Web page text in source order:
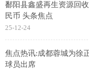
鄱阳县鑫盛再生资源回
民币 头条焦点
25-12-24
焦点热讯:成都蓉城为徐
球员出席